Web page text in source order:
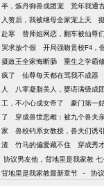
半，炼丹御兽成团宠
荒年我通
入赘后，我被继母全家宠上天
赴寒
替师姐网恋，翻车被仙尊
哭求放个假
开局强吻贵校F4，
摄政王全家悔断肠
重生之学霸
疯了
仙尊每天都在骂我不成器
人
八零凝脂美人，婴语满级成
工，不小心成女帝了
豪门第一
了
穿成兽世恶雌：被九个兽夫
家
兽校钓系女教授，兽夫们诱
渣
竹马的偏爱藏不住 穿成秀
协议男友他，背地里是我家教
背地里是我家教最新章节 - 协